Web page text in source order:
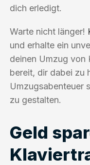
dich erledigt.
Warte nicht länger!
und erhalte ein
deinen Umzug von
bereit, dir dabei zu
Umzugsabenteuer
zu gestalten.
Geld